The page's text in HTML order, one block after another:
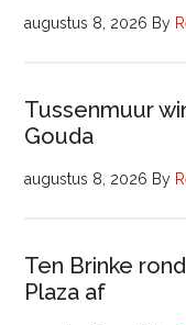
augustus 8, 2026 By
Tussenmuur
Gouda
augustus 8, 2026 By
Ten Brinke
Plaza af